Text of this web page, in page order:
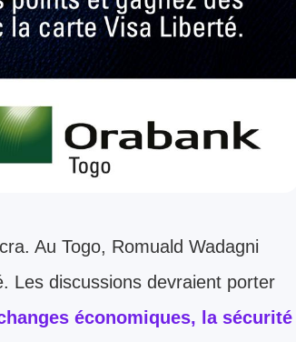
Au Togo, Romuald Wadagni
Les discussions devraient porter
économiques, la sécurité